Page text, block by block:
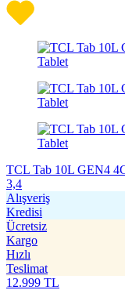
TCL Tab 10L GEN4
3,4
Alışveriş
Kredisi
Ücretsiz
Kargo
Hızlı
Teslimat
12.999 TL